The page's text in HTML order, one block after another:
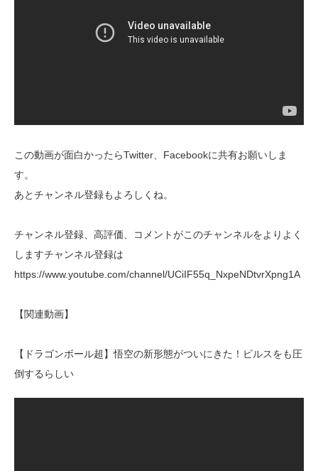
この動画が面白かったらTwitter、Facebookに共有お願いしま
す。
あとチャンネル登録もよろしくね。
チャンネル登録、高評価、コメントがこのチャンネルをよりよく
しますチャンネル登録は
https://www.youtube.com/channel/UCiIF55q_NxpeNDtvrXpng1A
【関連動画】
【ドラゴンボール超】悟空の新形態がついにきた！ビルスをも圧
倒するらしい